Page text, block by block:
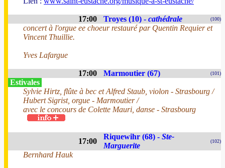
17:00 Troyes (10) - cathédrale (100)
concert à l'orgue ee choeur restauré par Quentin Requier et
Vincent Thuillie.
Yves Lafargue
17:00 Marmoutier (67) (101)
Estivales
Sylvie Hirtz, flûte à bec et Alfred Staub, violon - Strasbourg /
Hubert Sigrist, orgue - Marmoutier /
avec le concours de Colette Mauri, danse - Strasbourg
17:00
Riquewihr (68) - Ste-
Marguerite
(102)
Bernhard Hauk